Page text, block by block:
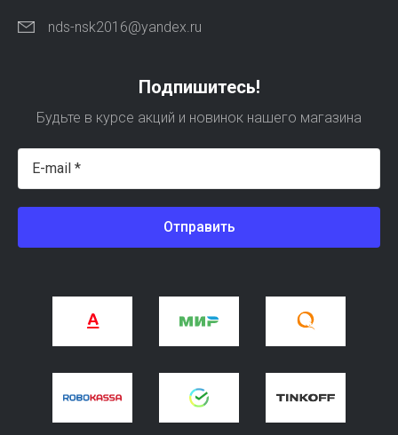
nds-nsk2016@yandex.ru
Подпишитесь!
Будьте в курсе акций и новинок нашего магазина
Отправить